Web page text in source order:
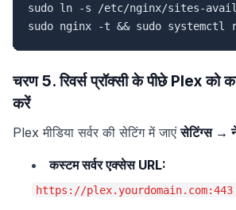
sudo ln -s /etc/nginx/sites-
sudo nginx -t && sudo systemctl
चरण 5. रिवर्स प्रॉक्सी के पीछे Plex को
करें
Plex मीडिया सर्वर की सेटिंग में जाएंसेटिंग्स →
कस्टम सर्वर एक्सेस URL:
https://plex.yourdomain.com:443